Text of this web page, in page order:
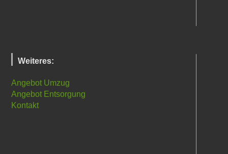
Weiteres:
Angebot Umzug
Angebot Entsorgung
Kontakt